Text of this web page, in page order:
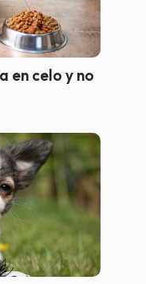
en celo y no